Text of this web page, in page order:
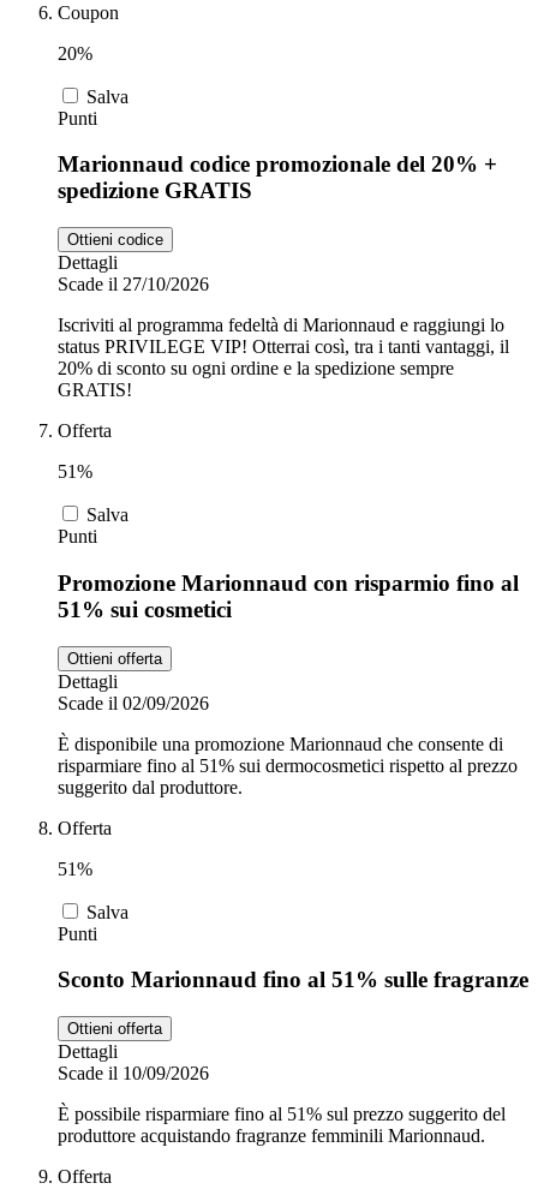
Coupon
20%
Salva
Punti
Marionnaud codice promozionale del 20% +
spedizione GRATIS
Ottieni codice
Dettagli
Scade il 27/10/2026
Iscriviti al programma fedeltà di Marionnaud e raggiungi lo
status PRIVILEGE VIP! Otterrai così, tra i tanti vantaggi, il
20% di sconto su ogni ordine e la spedizione sempre
GRATIS!
Offerta
51%
Salva
Punti
Promozione Marionnaud con risparmio fino al
51% sui cosmetici
Ottieni offerta
Dettagli
Scade il 02/09/2026
È disponibile una promozione Marionnaud che consente di
risparmiare fino al 51% sui dermocosmetici rispetto al prezzo
suggerito dal produttore.
Offerta
51%
Salva
Punti
Sconto Marionnaud fino al 51% sulle fragranze
Ottieni offerta
Dettagli
Scade il 10/09/2026
È possibile risparmiare fino al 51% sul prezzo suggerito del
produttore acquistando fragranze femminili Marionnaud.
Offerta